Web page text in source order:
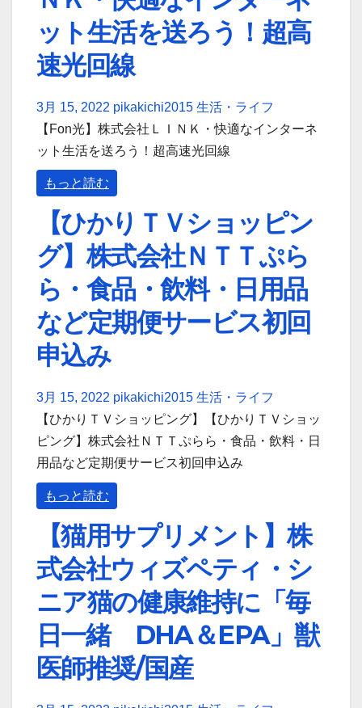
ット生活を送ろう！超高
速光回線
3月 15, 2022 pikakichi2015 生活・ライフ
【Fon光】株式会社ＬＩＮＫ・快適なインターネ
ット生活を送ろう！超高速光回線
もっと読む
【ひかりＴＶショッピン
グ】株式会社ＮＴＴぷら
ら・食品・飲料・日用品
など定期便サービス初回
申込み
3月 15, 2022 pikakichi2015 生活・ライフ
【ひかりＴＶショッピング】【ひかりＴＶショッ
ピング】株式会社ＮＴＴぷらら・食品・飲料・日
用品など定期便サービス初回申込み
もっと読む
【猫用サプリメント】株
式会社ウィズペティ・シ
ニア猫の健康維持に「毎
日一緒 DHA＆EPA」獣
医師推奨/国産